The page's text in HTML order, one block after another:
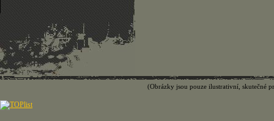
(Obrázky jsou pouze ilustrativní, skutečné